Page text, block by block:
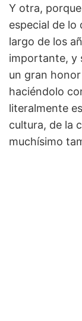
Y otra,
especial de lo
largo de los
importante, y
un gran
haciéndolo
literalmente
cultura, de la
muchísimo